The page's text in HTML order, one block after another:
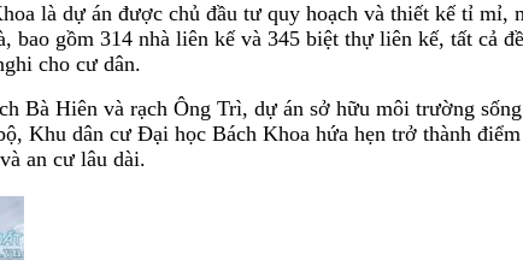
là dự án được chủ đầu tư quy hoạch và thiết kế tỉ mỉ,
bao gồm 314 nhà liên kế và 345 biệt thự liên kế, tất cả
cho cư dân.
Bà Hiên và rạch Ông Trì, dự án sở hữu môi trường sống
Khu dân cư Đại học Bách Khoa hứa hẹn trở thành
an cư lâu dài.